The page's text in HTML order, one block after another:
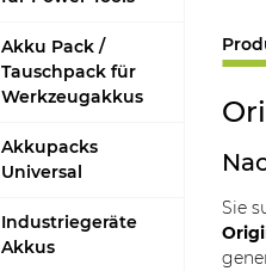
Sie
Akku Pack /
Tauschpack für
Werkzeugakkus
Akkupacks
Universal
Industriegeräte
Akkus